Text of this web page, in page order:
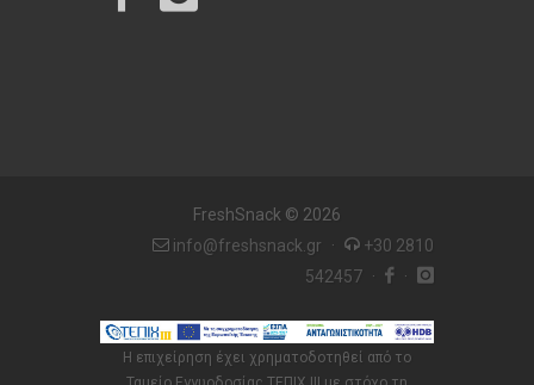
FreshSnack © 2026
info@freshsnack.gr
·
+30 2810
542457 · ·
Η επιχείρηση έχει χρηματοδοτηθεί από το